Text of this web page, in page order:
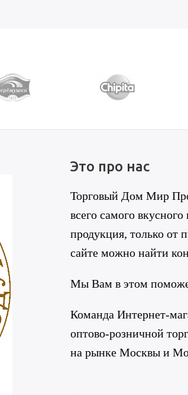
Это про нас
Торговый Дом Мир
всего самого
продукция, только от
сайте можно найти
Мы Вам в этом
Команда Интернет-
оптово-розничной
на рынке Москвы и